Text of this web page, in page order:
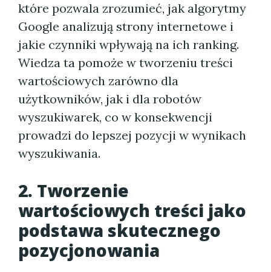
które pozwala zrozumieć, jak algorytmy
Google analizują strony internetowe i
jakie czynniki wpływają na ich ranking.
Wiedza ta pomoże w tworzeniu treści
wartościowych zarówno dla
użytkowników, jak i dla robotów
wyszukiwarek, co w konsekwencji
prowadzi do lepszej pozycji w wynikach
wyszukiwania.
2. Tworzenie
wartościowych treści jako
podstawa skutecznego
pozycjonowania